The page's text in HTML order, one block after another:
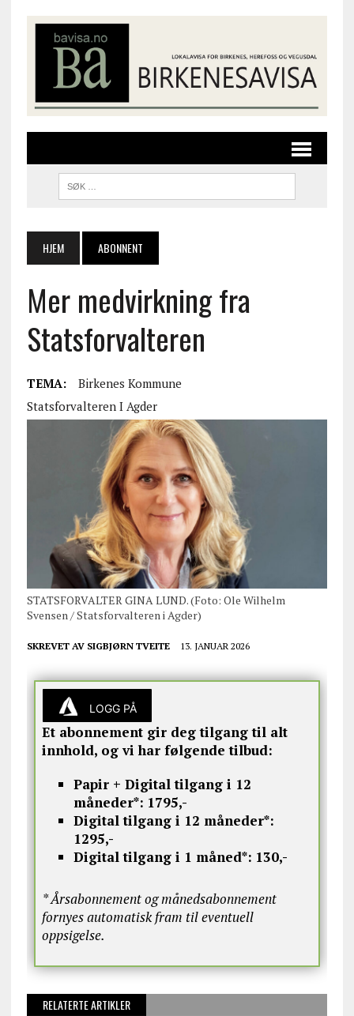
HJEM ABONNENT
Mer medvirkning fra
Statsforvalteren
TEMA:
Birkenes Kommune
Statsforvalteren I Agder
STATSFORVALTER GINA LUND. (Foto: Ole Wilhelm
Svensen / Statsforvalteren i Agder)
SKREVET AV SIGBJØRN TVEITE 13. JANUAR 2026
LOGG PÅ
Et abonnement gir deg tilgang til alt
innhold, og vi har følgende tilbud:
Papir + Digital tilgang i 12
måneder*: 1795,-
Digital tilgang i 12 måneder*:
1295,-
Digital tilgang i 1 måned*: 130,-
* Årsabonnement og månedsabonnement
fornyes automatisk fram til eventuell
oppsigelse.
RELATERTE ARTIKLER